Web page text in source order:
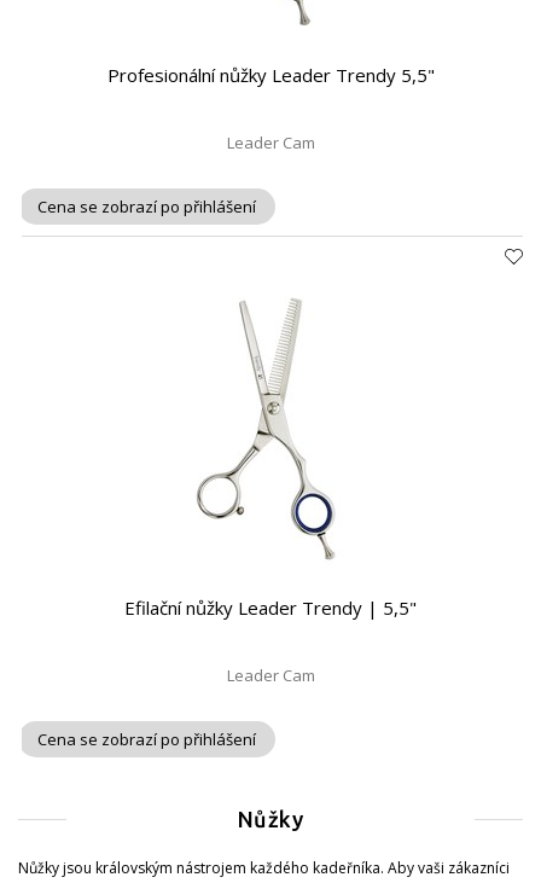
Profesionální nůžky Leader Trendy 5,5"
Leader Cam
Cena se zobrazí po přihlášení
Efilační nůžky Leader Trendy | 5,5"
Leader Cam
Cena se zobrazí po přihlášení
Nůžky
Nůžky jsou královským nástrojem každého kadeřníka. Aby vaši zákazníci